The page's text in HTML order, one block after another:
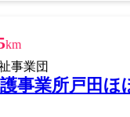
km
事業団
事業所戸田ほ